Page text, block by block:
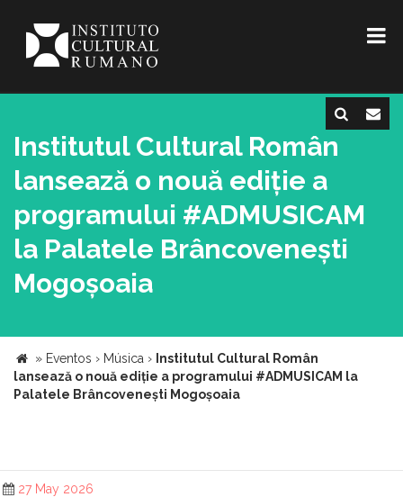
Institutul Cultural Român
lansează o nouă ediție a
programului #ADMUSICAM
la Palatele Brâncovenești
Mogoșoaia
» Eventos › Música › Institutul Cultural Român
lansează o nouă ediție a programului #ADMUSICAM la
Palatele Brâncovenești Mogoșoaia
27 May 2026